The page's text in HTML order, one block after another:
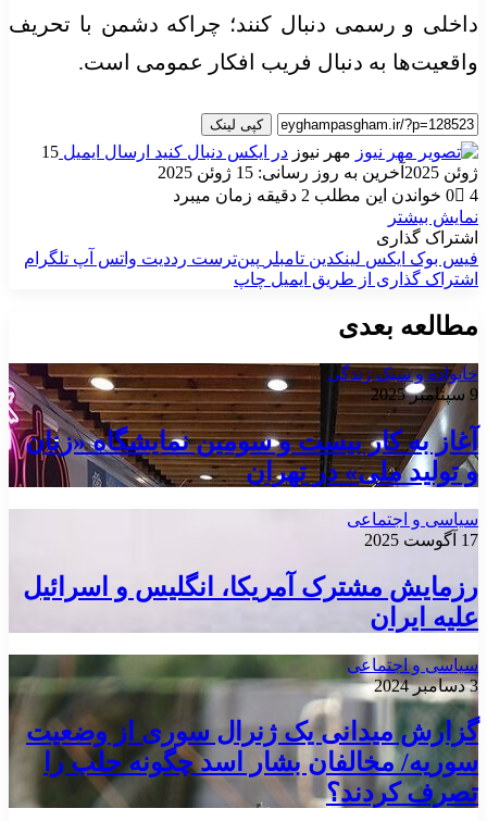
داخلی و رسمی دنبال کنند؛ چراکه دشمن با تحریف
واقعیت‌ها به دنبال فریب افکار عمومی است.
کپی لینک
مهر نیوز در ایکس دنبال کنید ارسال ایمیل 15
ژوئن 2025
آخرین به روز رسانی: 15 ژوئن 2025
0
4
خواندن این مطلب 2 دقیقه زمان میبرد
نمایش بیشتر
اشتراک گذاری
فیس بوک ایکس لینکدین ‫تامبلر ‫پین‌ترست ‫رددیت واتس آپ تلگرام
اشتراک گذاری از طریق ایمیل چاپ
مطالعه بعدی
خانواده و سبک زندگی
9 سپتامبر 2025
آغاز به کار بیست و سومین نمایشگاه «زنان
و تولید ملی» در تهران
سیاسی و اجتماعی
17 آگوست 2025
رزمایش مشترک آمریکا، انگلیس و اسرائیل
علیه ایران
سیاسی و اجتماعی
3 دسامبر 2024
گزارش میدانی یک ژنرال سوری از وضعیت
سوریه/ مخالفان بشار اسد چگونه حلب را
تصرف کردند؟